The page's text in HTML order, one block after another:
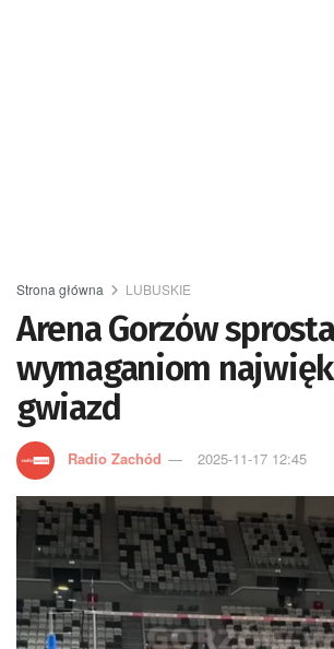
Strona główna LUBUSKIE
Arena Gorzów
wymaganiom
gwiazd
Radio Zachód 2025-11-17 12:45